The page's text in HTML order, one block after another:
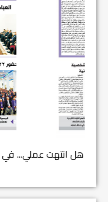
في العدد (659) من بهرا : انقضى عام النصر… م...